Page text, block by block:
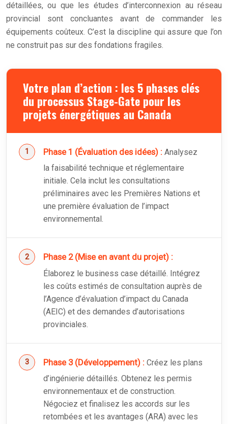
détaillées, ou que les études d’interconnexion au réseau
provincial sont concluantes avant de commander les
équipements coûteux. C’est la discipline qui assure que l’on
ne construit pas sur des fondations fragiles.
Votre plan d’action : les 5 phases clés
du processus Stage-Gate pour les
projets énergétiques au Canada
Phase 1 (Évaluation des idées) : Analysez
la faisabilité technique et réglementaire
initiale. Cela inclut les consultations
préliminaires avec les Premières Nations et
une première évaluation de l’impact
environnemental.
Phase 2 (Mise en avant du projet) :
Élaborez le business case détaillé. Intégrez
les coûts estimés de consultation auprès de
l’Agence d’évaluation d’impact du Canada
(AEIC) et des demandes d’autorisations
provinciales.
Phase 3 (Développement) : Créez les plans
d’ingénierie détaillés. Obtenez les permis
environnementaux et de construction.
Négociez et finalisez les accords sur les
retombées et les avantages (ARA) avec les